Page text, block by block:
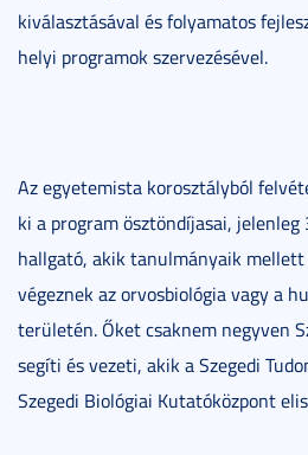
kiválasztásával és folyamatos
helyi programok szervezésével.
Az egyetemista korosztályból
ki a program ösztöndíjasai,
hallgató, akik tanulmányaik
végeznek az orvosbiológia vagy a
területén. Őket csaknem negyven
segíti és vezeti, akik a Szegedi
Szegedi Biológiai Kutatóközpont